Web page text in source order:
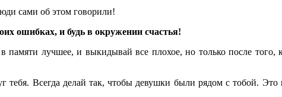
сами об этом говорили!
ошибках, и будь в окружении счастья!
лучшее, и выкидывай все плохое, но только после того,
тебя. Всегда делай так, чтобы девушки были рядом с тобой.